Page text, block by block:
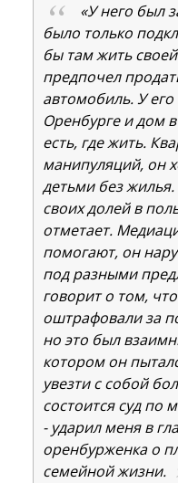
«У него был
было только
бы там жить
предпочел
автомобиль. У
Оренбурге и дом
есть, где жить.
манипуляций, он
детьми без жилья.
своих долей в
отметает.
помогают, он
под разными
говорит о том,
оштрафовали за
но это был
котором он
увезти с собой
состоится суд по
- ударил меня в
оренбурженка о
семейной жизни.